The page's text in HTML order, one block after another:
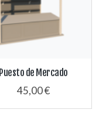
Puesto de Mercado
45,00 €